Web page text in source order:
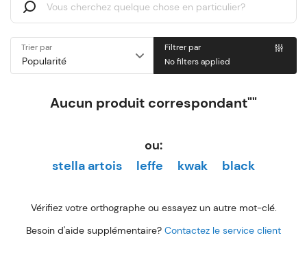
Trier par
Filtrer par
No filters applied
Aucun produit correspondant""
ou:
stella artois
leffe kwak black
Vérifiez votre orthographe ou essayez un autre mot-clé.
Besoin d'aide supplémentaire? Contactez le service client